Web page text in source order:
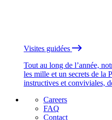
Visites guidées
Tout au long de l’année,
les mille et un secrets de la
instructives et conviviales,
Careers
FAQ
Contact